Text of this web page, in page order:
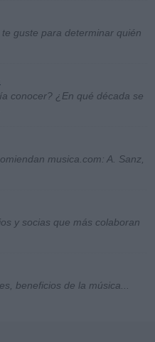
guste para determinar quién
conocer? ¿En qué década se
musica.com: A. Sanz,
y socias que más colaboran
beneficios de la música...